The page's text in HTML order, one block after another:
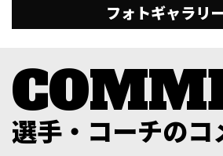
フォトギャラリ
選手・コーチのコ